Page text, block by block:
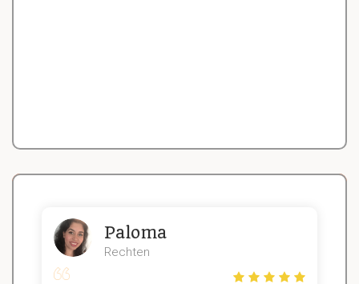
Paloma
Rechten